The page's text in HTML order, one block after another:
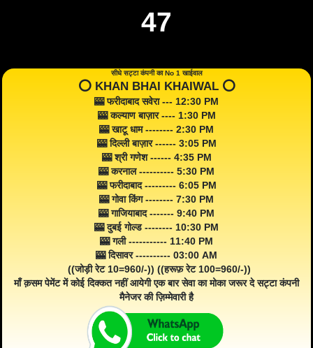
47
सीधे सट्टा कंपनी का No 1 खाईवाल
⭕️ KHAN BHAI KHAIWAL ⭕️
🎰 फरीदाबाद सवेरा --- 12:30 PM
🎰 कल्याण बाज़ार ---- 1:30 PM
🎰 खाटू धाम -------- 2:30 PM
🎰 दिल्ली बाज़ार ------ 3:05 PM
🎰 श्री गणेश ------ 4:35 PM
🎰 करनाल ---------- 5:30 PM
🎰 फरीदाबाद --------- 6:05 PM
🎰 गोवा किंग -------- 7:30 PM
🎰 गाजियाबाद ------- 9:40 PM
🎰 दुबई गोल्ड -------- 10:30 PM
🎰 गली ----------- 11:40 PM
🎰 दिसावर ---------- 03:00 AM
((जोड़ी रेट 10=960/-)) ((हरूफ़ रेट 100=960/-))
माँ क़सम पेमेंट में कोई दिक्कत नहीं आयेगी एक बार सेवा का मोका जरूर दे सट्टा कंपनी
मैनेजर की ज़िम्मेवारी है